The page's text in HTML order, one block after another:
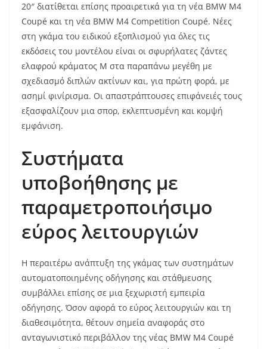
20″ διατίθεται επίσης προαιρετικά για τη νέα BMW M4
Coupé και τη νέα BMW M4 Competition Coupé. Νέες
στη γκάμα του ειδικού εξοπλισμού για όλες τις
εκδόσεις του μοντέλου είναι οι σφυρήλατες ζάντες
ελαφρού κράματος M στα παραπάνω μεγέθη με
σχεδιασμό διπλών ακτίνων και, για πρώτη φορά, με
ασημί φινίρισμα. Οι απαστράπτουσες επιφάνειές τους
εξασφαλίζουν μια σπορ, εκλεπτυσμένη και κομψή
εμφάνιση.
Συστήματα
υποβοήθησης με
παραμετροποιήσιμο
εύρος λειτουργιών
Η περαιτέρω ανάπτυξη της γκάμας των συστημάτων
αυτοματοποιημένης οδήγησης και στάθμευσης
συμβάλλει επίσης σε μια ξεχωριστή εμπειρία
οδήγησης. Όσον αφορά το εύρος λειτουργιών και τη
διαθεσιμότητα, θέτουν σημεία αναφοράς στο
ανταγωνιστικό περιβάλλον της νέας BMW M4 Coupé